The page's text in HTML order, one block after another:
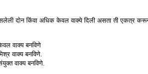
दोन किंवा अधिक केवल वाक्ये दिली असता ती एकत्र करून
वाक्य बनविणे
वाक्य बनविणे.
वाक्य बनविणे.